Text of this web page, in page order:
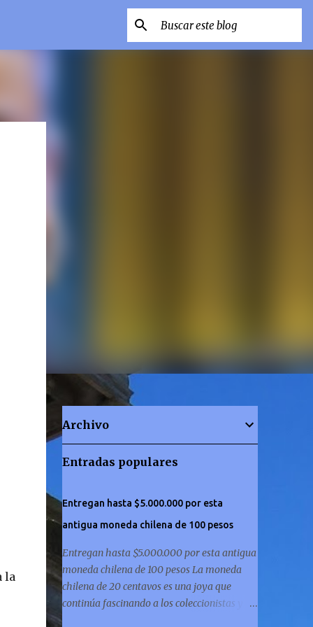
la
Archivo
Entradas populares
Entregan hasta $5.000.000 por esta
antigua moneda chilena de 100 pesos
Entregan hasta $5.000.000 por esta antigua
moneda chilena de 100 pesos La moneda
chilena de 20 centavos es una joya que
continúa fascinando a los coleccionistas y a
los amantes de la historia por igual. ¿Has